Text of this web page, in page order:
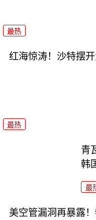
最热
红海惊涛！沙特摆
最热
青
韩
最
美空管漏洞再暴露